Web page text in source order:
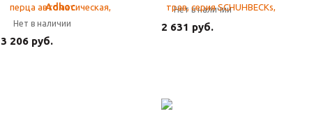
Adhoc
Нет в наличии
3 206 руб.
Нет в наличии
2 631 руб.